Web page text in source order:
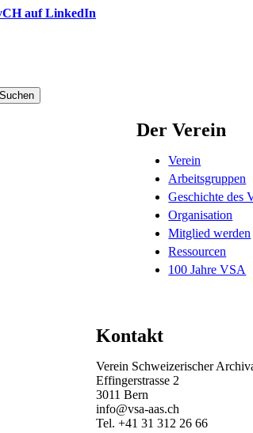
auf LinkedIn
Suchen
Der Verein
Verein
Arbeitsgruppen
Geschichte des
Organisation
Mitglied werden
Ressourcen
100 Jahre VSA
Kontakt
Verein Schweizerischer
Effingerstrasse 2
3011 Bern
info@vsa-aas.ch
Tel. +41 31 312 26 66